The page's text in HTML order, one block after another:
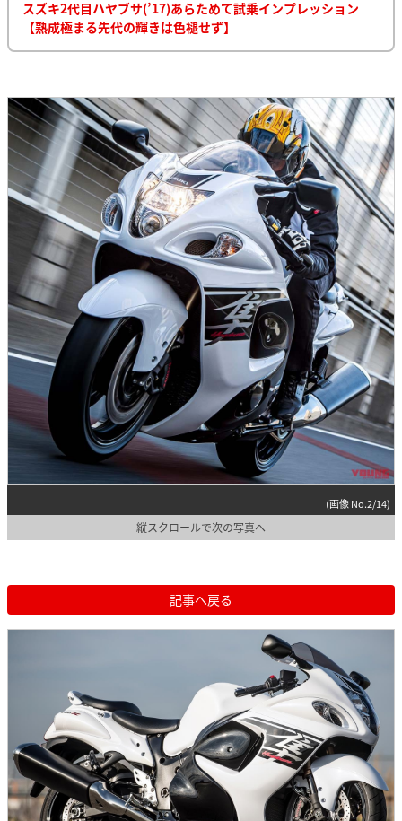
スズキ2代目ハヤブサ(’17)あらためて試乗インプレッション
【熟成極まる先代の輝きは色褪せず】
(画像 No.2/14)
縦スクロールで次の写真へ
記事へ戻る